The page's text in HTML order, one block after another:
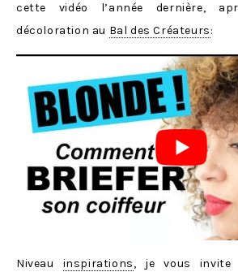
cette vidéo l’année dernière,
décoloration au Bal des Créateurs:
Niveau inspirations, je vous invite